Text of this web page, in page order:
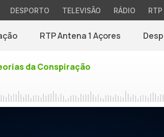
DESPORTO TELEVISÃO RÁDIO RTP
RTP Antena 1 Açores
da Conspiração